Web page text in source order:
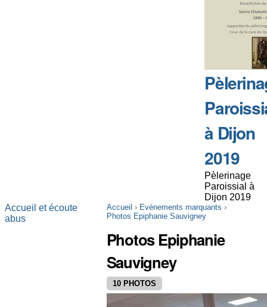
à Dijon
2019
Pèlerinage
Paroissial à
Dijon 2019
Accueil › Evénements marquants ›
Photos Epiphanie Sauvigney
Photos Epiphanie
Sauvigney
10 PHOTOS
Accueil et écoute
abus